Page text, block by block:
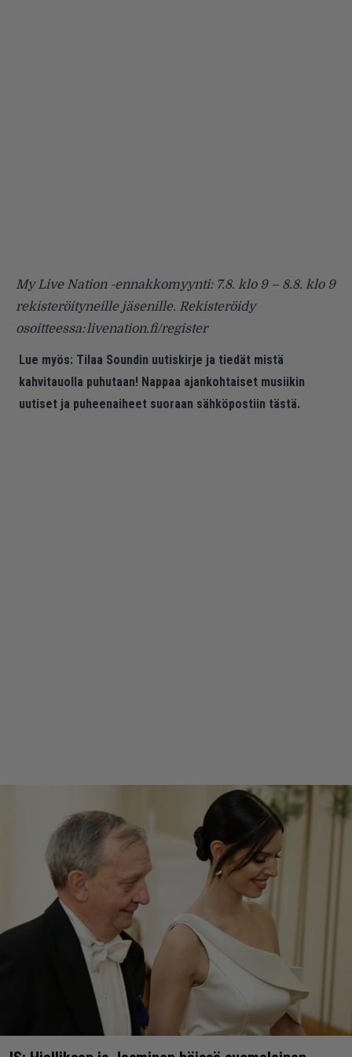
My Live Nation -ennakkomyynti: 7.8. klo 9 – 8.8. klo 9
rekisteröityneille jäsenille. Rekisteröidy
osoitteessa: livenation.fi/register
Lue myös: Tilaa Soundin uutiskirje ja tiedät mistä
kahvitauolla puhutaan! Nappaa ajankohtaiset musiikin
uutiset ja puheenaiheet suoraan sähköpostiin tästä.